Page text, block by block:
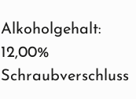
Alkoholgehalt:
12,00%
Schraubverschluss